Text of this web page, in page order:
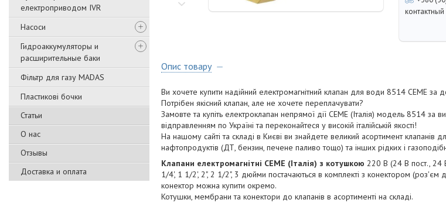
електроприводом IVR
Насоси
Гидроаккумуляторы и
расширительные баки
Фільтр для газу MADAS
Пластикові бочки
Статьи
О нас
Отзывы
Доставка и оплата
контактный
Опис товару
Ви хочете купити надійний електромагнітний клапан для води 8514 CEME за
Потрібен якісний клапан, але не хочете переплачувати?
Замовте та купіть електроклапан непрямої дії CEME (Італія) модель 8514 за
відправленням по Україні та переконайтеся у високій італійській якості!
На нашому сайті та складі в Києві ви знайдете великий асортимент клапанів
нафтопродуктів (ДТ, бензин, печене паливо тощо) та інших рідких і
Клапани електромагнітні CEME (Італія) з котушкою 220 В (24 В пост., 24
1/4', 1 1/2', 2", 2 1/2", 3 дюйми постачаються в комплекті з конектором (роз'єм
конектор можна купити окремо.
Котушки, мембрани та конектори до клапанів в асортименті на складі.